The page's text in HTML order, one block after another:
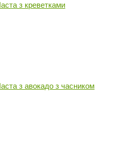
з креветками
з авокадо з часником